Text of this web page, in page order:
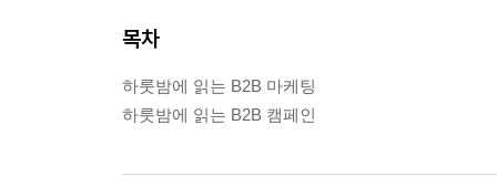
목차
하룻밤에 읽는 B2B 마케팅
하룻밤에 읽는 B2B 캠페인